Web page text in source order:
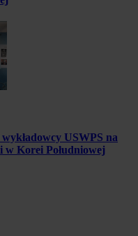
USWPS na
w Korei Południowej